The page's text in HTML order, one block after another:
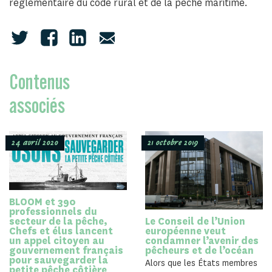
réglementaire du code rural et de la pêche maritime.
Contenus
associés
24 avril 2020
BLOOM et 390
professionnels du
secteur de la pêche,
Chefs et élus lancent
un appel citoyen au
gouvernement français
pour sauvegarder la
21 octobre 2019
Le Conseil de l’Union
européenne veut
condamner l’avenir des
pêcheurs et de l’océan
Alors que les États membres